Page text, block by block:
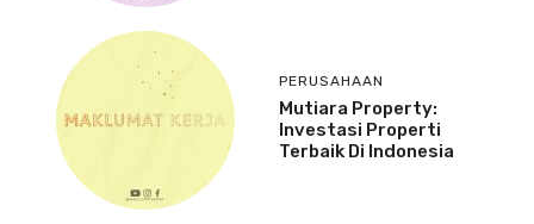
PERUSAHAAN
Mutiara Property:
Investasi Properti
Terbaik Di Indonesia